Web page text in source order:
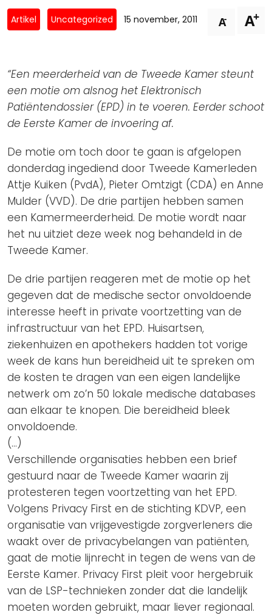
PSD2-me-niet
Nieuwsbrieven
Privacybeleid
ANBI Status
Playlist
Artikel Uncategorized 15 november, 2011 A- A+
“Een meerderheid van de Tweede Kamer steunt
een motie om alsnog het Elektronisch
Patiëntendossier (EPD) in te voeren. Eerder schoot
de Eerste Kamer de invoering af.
De motie om toch door te gaan is afgelopen
donderdag ingediend door Tweede Kamerleden
Attje Kuiken (PvdA), Pieter Omtzigt (CDA) en Anne
Mulder (VVD). De drie partijen hebben samen
een Kamermeerderheid. De motie wordt naar
het nu uitziet deze week nog behandeld in de
Tweede Kamer.
De drie partijen reageren met de motie op het
gegeven dat de medische sector onvoldoende
interesse heeft in private voortzetting van de
infrastructuur van het EPD. Huisartsen,
ziekenhuizen en apothekers hadden tot vorige
week de kans hun bereidheid uit te spreken om
de kosten te dragen van een eigen landelijke
netwerk om zo’n 50 lokale medische databases
aan elkaar te knopen. Die bereidheid bleek
onvoldoende.
(…)
Verschillende organisaties hebben een brief
gestuurd naar de Tweede Kamer waarin zij
protesteren tegen voortzetting van het EPD.
Volgens Privacy First en de stichting KDVP, een
organisatie van vrijgevestigde zorgverleners die
waakt over de privacybelangen van patiënten,
gaat de motie lijnrecht in tegen de wens van de
Eerste Kamer. Privacy First pleit voor hergebruik
van de LSP-technieken zonder dat die landelijk
moeten worden gebruikt, maar liever regionaal.